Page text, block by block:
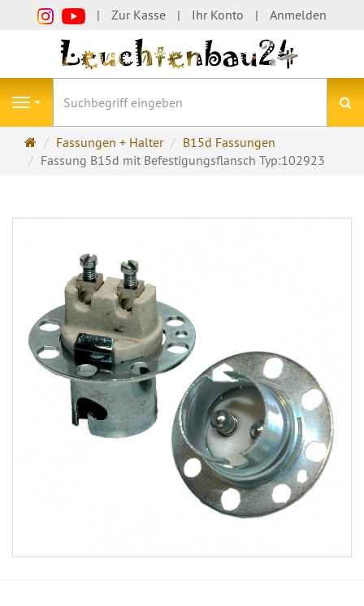
Zur Kasse Ihr Konto Anmelden
Navigation
Startseite
Fassungen + Halter
B15d Fassungen
Fassung B15d mit Befestigungsflansch Typ:102923